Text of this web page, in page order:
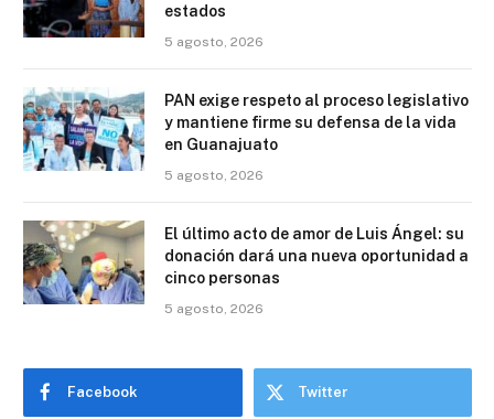
estados
5 agosto, 2026
PAN exige respeto al proceso legislativo
y mantiene firme su defensa de la vida
en Guanajuato
5 agosto, 2026
El último acto de amor de Luis Ángel: su
donación dará una nueva oportunidad a
cinco personas
5 agosto, 2026
Facebook Twitter